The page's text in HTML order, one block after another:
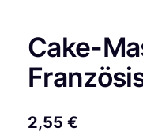
Cake-
2,55 €